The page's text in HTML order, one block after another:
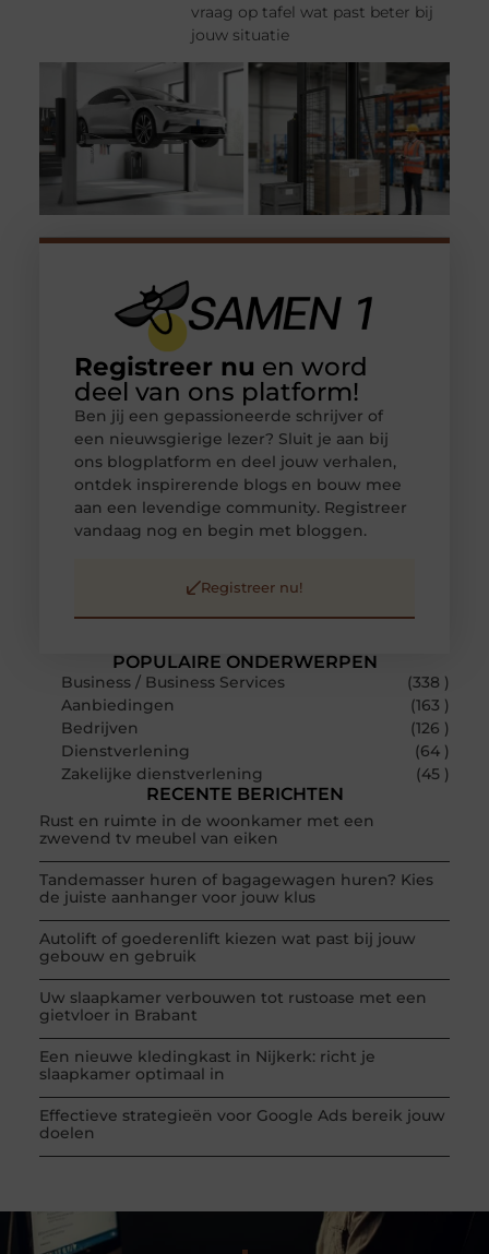
vraag op tafel wat past beter bij
jouw situatie
POPULAIRE ONDERWERPEN
Business / Business Services
(338 )
Aanbiedingen
(163 )
Bedrijven
(126 )
Dienstverlening
(64 )
Zakelijke dienstverlening
(45 )
RECENTE BERICHTEN
Rust en ruimte in de woonkamer met een
zwevend tv meubel van eiken
Tandemasser huren of bagagewagen huren? Kies
de juiste aanhanger voor jouw klus
Autolift of goederenlift kiezen wat past bij jouw
gebouw en gebruik
Uw slaapkamer verbouwen tot rustoase met een
gietvloer in Brabant
Een nieuwe kledingkast in Nijkerk: richt je
slaapkamer optimaal in
Effectieve strategieën voor Google Ads bereik jouw
doelen
Registreer nu en word
deel van ons platform!
Ben jij een gepassioneerde schrijver of
een nieuwsgierige lezer? Sluit je aan bij
ons blogplatform en deel jouw verhalen,
ontdek inspirerende blogs en bouw mee
aan een levendige community. Registreer
vandaag nog en begin met bloggen.
Registreer nu!